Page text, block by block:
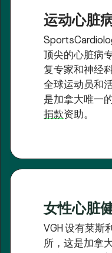
运动心脏
顶尖的心脏病
复专家和神经
全球运动员和
是加拿大唯一
捐款资助。
女性心脏
VGH 设有莱斯
所，这是加拿